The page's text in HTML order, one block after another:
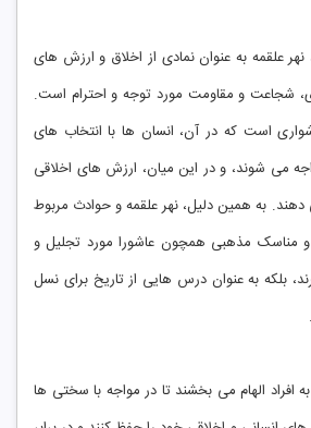
علقمه به‌ عنوان نمادی از اخلاق و ارزش ‌های
شجاعت و مقاومت مورد توجه و احترام است.
است که در آن، انسان‌ ها با انتخاب‌ های
می ‌شوند، و در این میان، ارزش ‌های اخلاقی
به همین دلیل، نهر علقمه و حوادث مربوط
و مناسک مذهبی همچون عاشورا مورد تجلیل و
بلکه به‌ عنوان درس‌ هایی از تاریخ برای نسل‌
افراد الهام می ‌بخشند تا در مواجه با سختی ‌ها